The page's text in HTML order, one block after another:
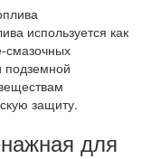
используется как
смазочных
подземной
защиту.
для